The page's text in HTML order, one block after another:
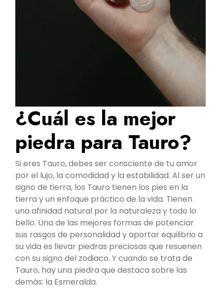
¿Cuál es la mejor
piedra para Tauro?
Si eres Tauro, debes ser consciente de tu amor
por el lujo, la comodidad y la estabilidad. Al ser un
signo de tierra, los Tauro tienen los pies en la
tierra y un enfoque práctico de la vida. Tienen
una afinidad natural por la naturaleza y todo lo
bello. Una de las mejores formas de potenciar
sus rasgos de personalidad y aportar equilibrio a
su vida es llevar piedras preciosas que resuenen
con su signo del zodiaco. Y cuando se trata de
Tauro, hay una piedra que destaca sobre las
demás: la Esmeralda.